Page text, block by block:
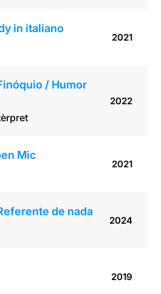
in italiano
2021
/ Humor
2022
Mic
2021
de nada
2024
2019